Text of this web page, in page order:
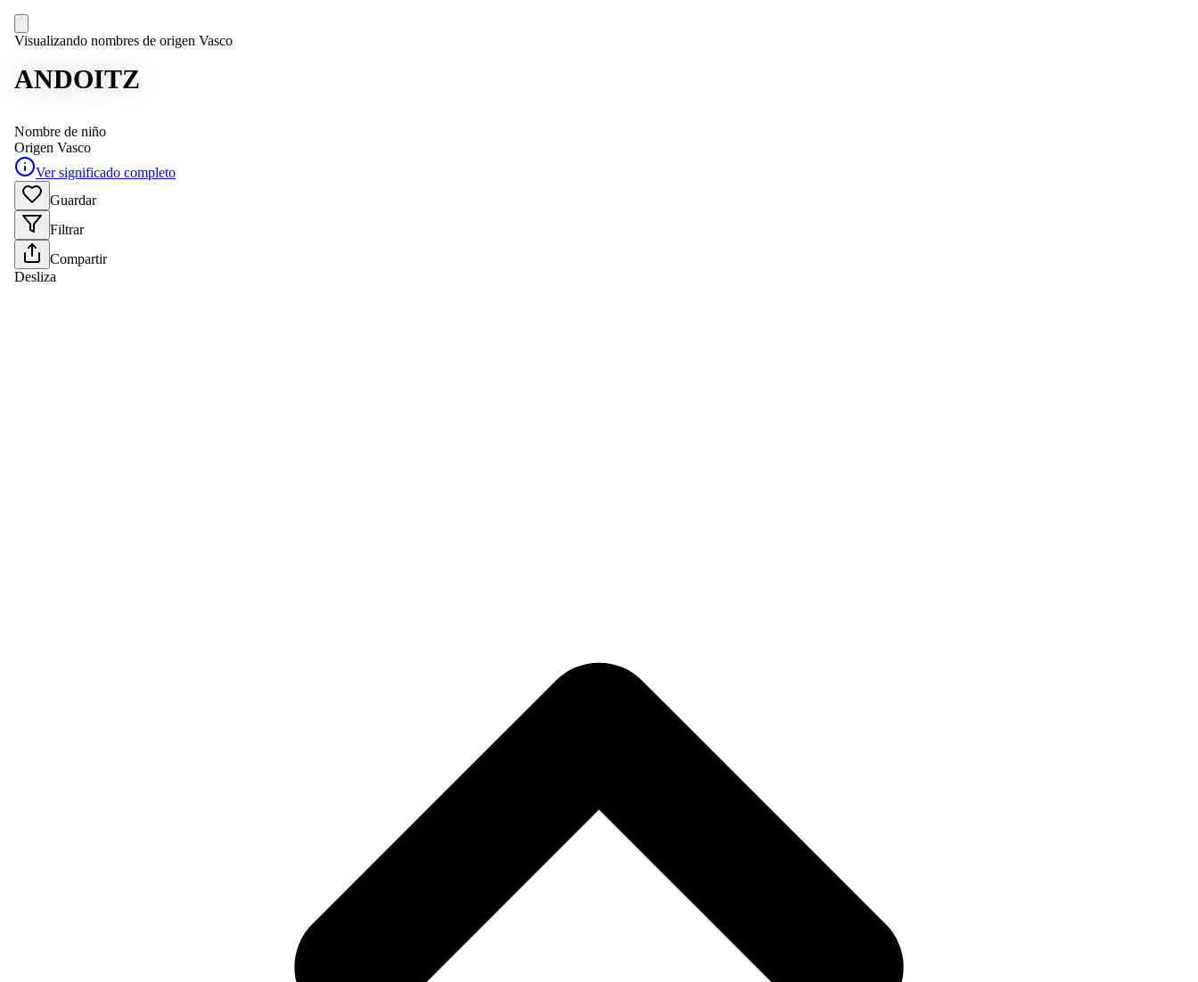
Visualizando nombres de origen Vasco
ANDOITZ
Nombre de niño
Origen Vasco
Ver significado completo
Guardar
Filtrar
Compartir
Desliza